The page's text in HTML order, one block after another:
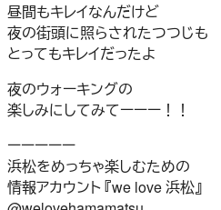
昼間もキレイなんだけど
夜の街頭に照らされたつつじも
とってもキレイだったよ
夜のウォーキングの
楽しみにしてみてーーー！！
ーーーーー
浜松をめっちゃ楽しむための
情報アカウント 『we love 浜松』